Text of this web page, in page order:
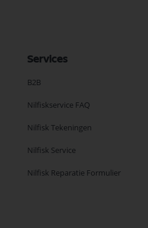
Services
B2B
Nilfiskservice FAQ
Nilfisk Tekeningen
Nilfisk Service
Nilfisk Reparatie Formulier